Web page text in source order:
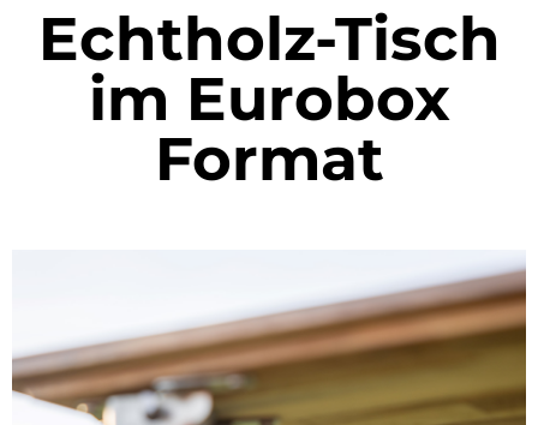
Echtholz-Tisch
im Eurobox
Format